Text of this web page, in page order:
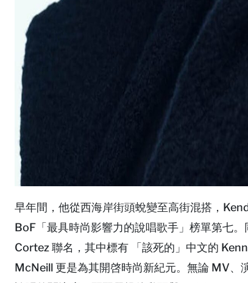
早年間，他從西海岸街頭蛻變至高街混搭，
BoF「最具時尚影響力的說唱歌手」榜單第七
Cortez 聯名，其中標有 「該死的」中文的
McNeill 更是為其開啓時尚新紀元。無論 MV、